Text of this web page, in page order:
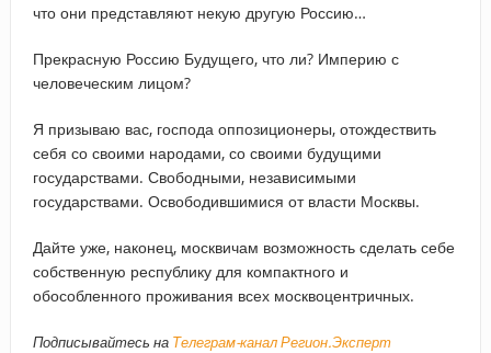
что они представляют некую другую Россию…
Прекрасную Россию Будущего, что ли? Империю с
человеческим лицом?
Я призываю вас, господа оппозиционеры, отождествить
себя со своими народами, со своими будущими
государствами. Свободными, независимыми
государствами. Освободившимися от власти Москвы.
Дайте уже, наконец, москвичам возможность сделать себе
собственную республику для компактного и
обособленного проживания всех москвоцентричных.
Подписывайтесь на Телеграм-канал Регион.Эксперт